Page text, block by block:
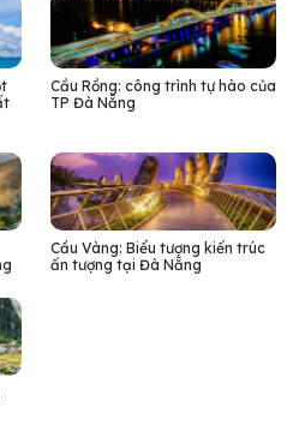
Cầu Rồng: công trình tự hào của
TP Đà Nẵng
Cầu Vàng: Biểu tượng kiến trúc
ấn tượng tại Đà Nẵng